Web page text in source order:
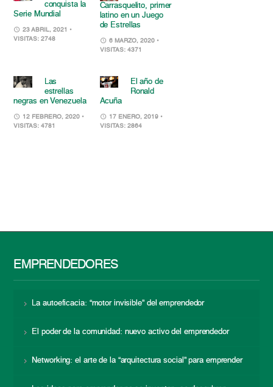
conquista la
Serie Mundial
23 ABRIL, 2021 •
VISITAS: 2748
Carrasquelito, primer
latino en un Juego
de Estrellas
6 MARZO, 2020 •
VISITAS: 4371
Las
estrellas
negras en Venezuela
12 FEBRERO, 2020 •
VISITAS: 4781
El año de
Ronald
Acuña
17 ENERO, 2019 •
VISITAS: 2864
EMPRENDEDORES
La autoeficacia: “motor invisible” del emprendedor
El poder de la comunidad: nuevo activo del emprendedor
Networking: el arte de la “arquitectura social” para emprender